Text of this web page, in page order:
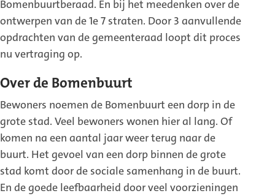
Bomenbuurtberaad. En bij het meedenken over de
ontwerpen van de 1e 7 straten. Door 3 aanvullende
opdrachten van de gemeenteraad loopt dit proces
nu vertraging op.
Over de Bomenbuurt
Bewoners noemen de Bomenbuurt een dorp in de
grote stad. Veel bewoners wonen hier al lang. Of
komen na een aantal jaar weer terug naar de
buurt. Het gevoel van een dorp binnen de grote
stad komt door de sociale samenhang in de buurt.
En de goede leefbaarheid door veel voorzieningen